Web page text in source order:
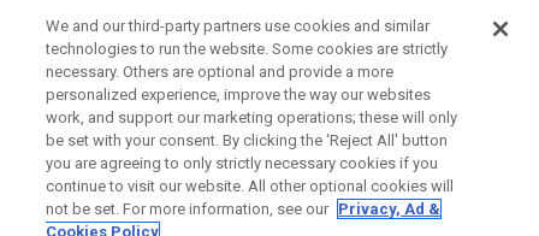
UNTERNEHMENSPROFIL
RECHTLICHES-
We and our third-party partners use cookies and similar
technologies to run the website. Some cookies are strictly
necessary. Others are optional and provide a more
personalized experience, improve the way our websites
work, and support our marketing operations; these will only
be set with your consent. By clicking the ‘Reject All' button
you are agreeing to only strictly necessary cookies if you
continue to visit our website. All other optional cookies will
not be set. For more information, see our Privacy, Ad &
Cookies Policy